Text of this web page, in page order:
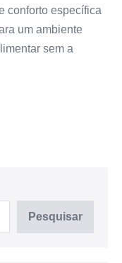
conforto específica
um ambiente
sem a
Pesquisar